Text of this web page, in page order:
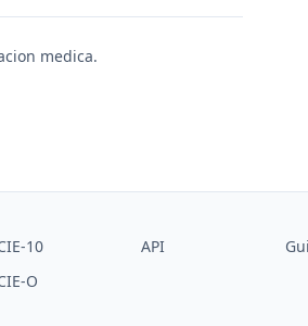
medica.
10 API
O